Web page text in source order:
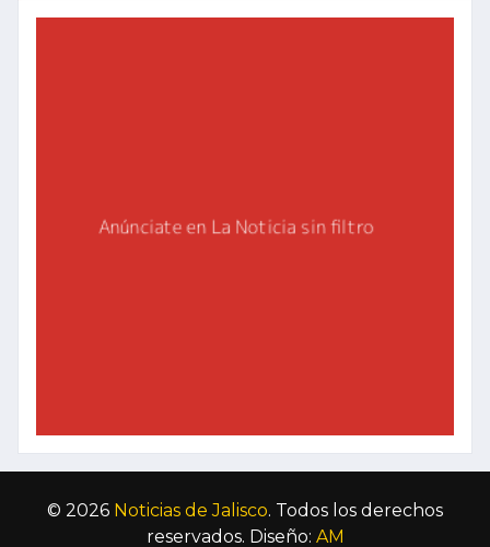
© 2026 Noticias de Jalisco. Todos los derechos
reservados. Diseño: AM